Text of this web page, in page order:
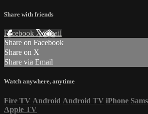
Share with friends
Facebook XEmail
Share on Facebook
Share on X
Share via Email
Watch anywhere, anytime
Fire TV Android Android TV iPhone
Apple TV